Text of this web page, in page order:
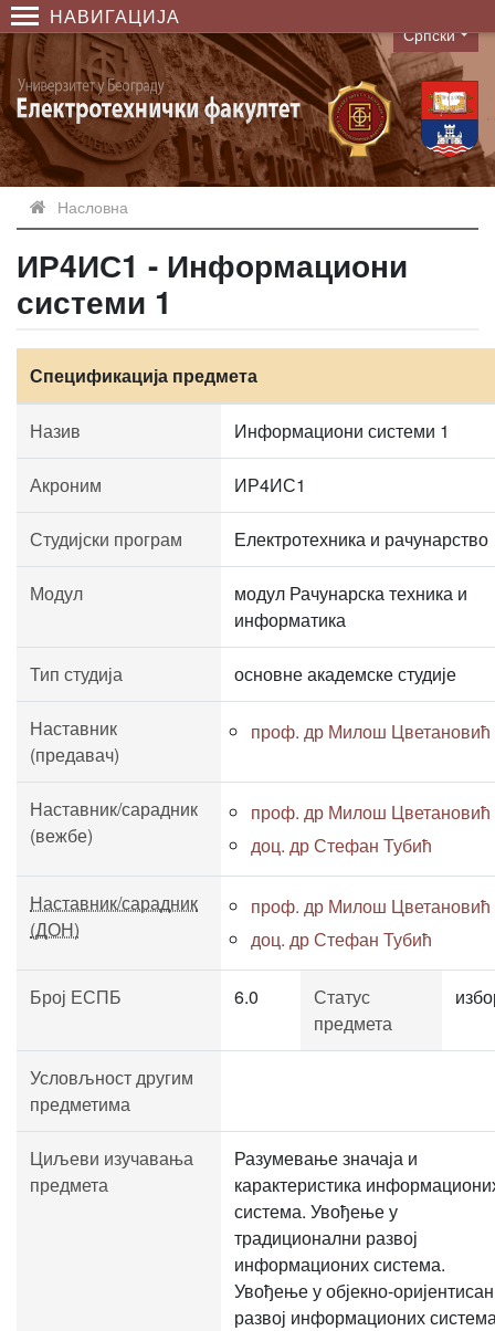
НАВИГАЦИЈА
Language
Српски
Насловна
ИР4ИС1 - Информациони
системи 1
Спецификација предмета
Назив Информациони системи 1
Акроним ИР4ИС1
Студијски програм Електротехника и рачунарство
Модул
модул Рачунарска техника и
информатика
Тип студија основне академске студије
Наставник
(предавач)
проф. др Милош Цветановић
Наставник/сарадник
(вежбе)
проф. др Милош Цветановић
доц. др Стефан Тубић
Наставник/сарадник
(ДОН)
проф. др Милош Цветановић
доц. др Стефан Тубић
Број ЕСПБ 6.0
Статус
предмета
Условљност другим
предметима
Циљеви изучавања
предмета
Разумевање значаја и
карактеристика
система. Увођење у
традиционални развој
информационих система.
Увођење у објекно-
развој информационих